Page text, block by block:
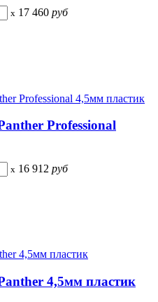
x 17 460 руб
Professional
x 16 912 руб
4,5мм пластик